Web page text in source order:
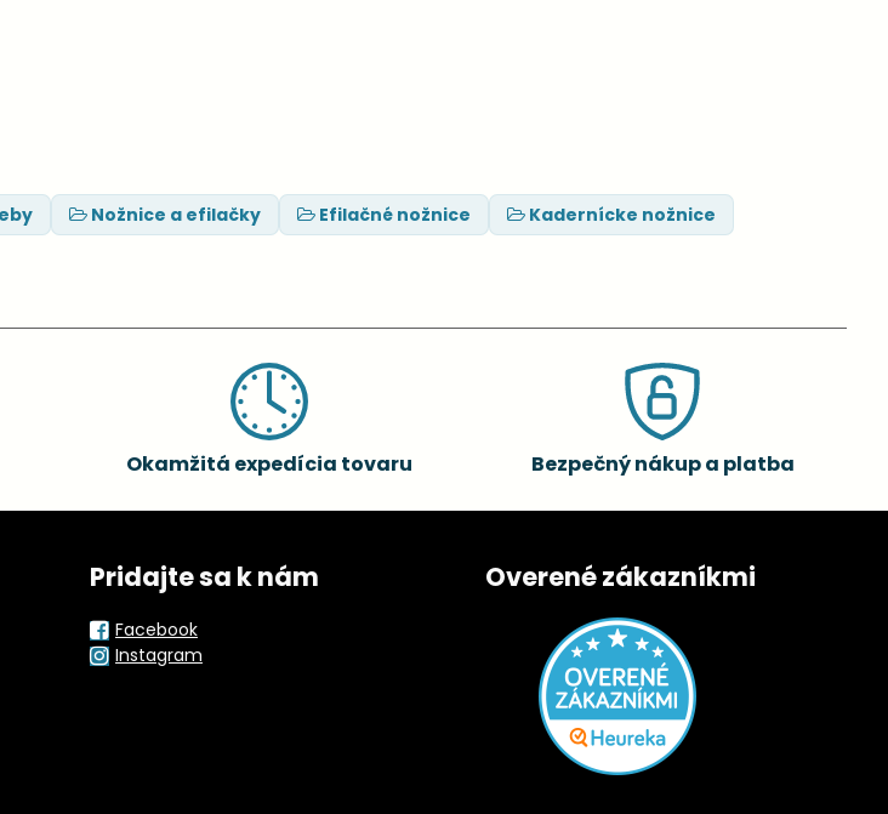
Nožnice a efilačky Efilačné nožnice
Kadernícke nožnice
Okamžitá expedícia tovaru Bezpečný nákup a platba
Pridajte sa k nám
Facebook
Instagram
Overené zákazníkmi